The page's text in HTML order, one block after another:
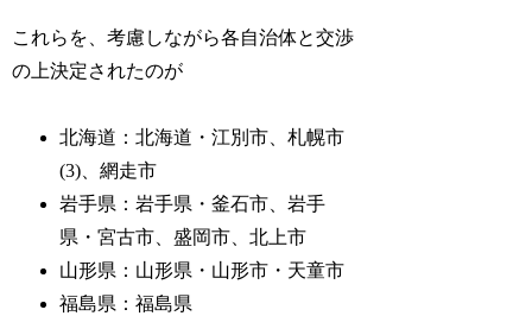
これらを、考慮しながら各自治体と交渉
の上決定されたのが
北海道：北海道・江別市、札幌市
(3)、網走市
岩手県：岩手県・釜石市、岩手
県・宮古市、盛岡市、北上市
山形県：山形県・山形市・天童市
福島県：福島県